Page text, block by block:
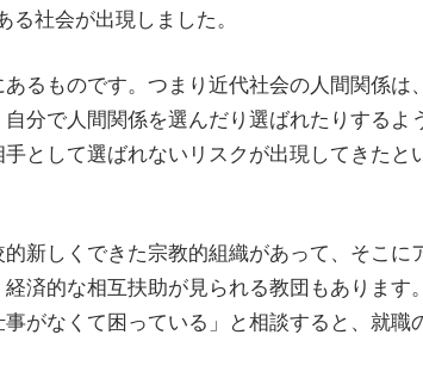
社会が出現しました。
るものです。つまり近代社会の人間関係は、
分で人間関係を選んだり選ばれたりするよ
として選ばれないリスクが出現してきたと
新しくできた宗教的組織があって、そこに
済的な相互扶助が見られる教団もあります。
がなくて困っている」と相談すると、就職